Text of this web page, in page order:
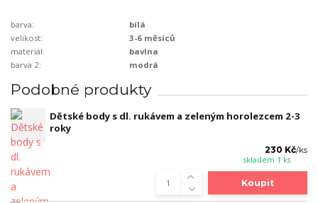
barva:
bílá
velikost:
3-6 měsíců
materiál:
bavlna
barva 2:
modrá
Podobné produkty
Dětské body s dl. rukávem a zeleným horolezcem 2-3
roky
230 Kč/ks
skladem 1 ks
Koupit